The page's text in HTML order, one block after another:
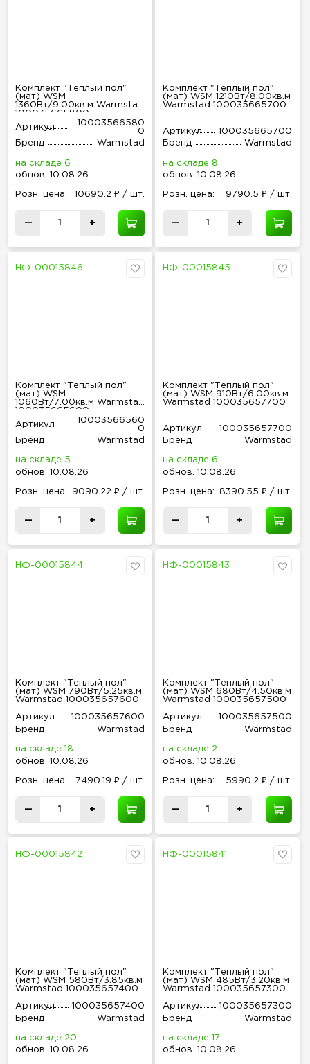
Комплект "Теплый пол"
(мат) WSM
1360Вт/9.00кв.м Warmstad
100035665800
Артикул
10003566580
0
Бренд
Warmstad
на складе 6
обнов
10.08.26
Розн цена: 10690.2 ₽ / шт.
— +
Комплект "Теплый пол"
(мат) WSM 1210Вт/8.00кв.м
Warmstad 100035665700
Артикул
100035665700
Бренд
Warmstad
на складе 8
обнов
10.08.26
Розн цена: 9790.5 ₽ / шт.
— +
НФ-00015846
Комплект "Теплый пол"
(мат) WSM
1060Вт/7.00кв.м Warmstad
100035665600
Артикул
10003566560
0
Бренд
Warmstad
на складе 5
обнов
10.08.26
Розн цена: 9090.22 ₽ / шт.
— +
НФ-00015845
Комплект "Теплый пол"
(мат) WSM 910Вт/6.00кв.м
Warmstad 100035657700
Артикул
100035657700
Бренд
Warmstad
на складе 6
обнов
10.08.26
Розн цена: 8390.55 ₽ / шт.
— +
НФ-00015844
Комплект "Теплый пол"
(мат) WSM 790Вт/5.25кв.м
Warmstad 100035657600
Артикул
100035657600
Бренд
Warmstad
на складе 18
обнов
10.08.26
Розн цена: 7490.19 ₽ / шт.
— +
НФ-00015843
Комплект "Теплый пол"
(мат) WSM 680Вт/4.50кв.м
Warmstad 100035657500
Артикул
100035657500
Бренд
Warmstad
на складе 2
обнов
10.08.26
Розн цена: 5990.2 ₽ / шт.
— +
НФ-00015842
Комплект "Теплый пол"
(мат) WSM 580Вт/3.85кв.м
Warmstad 100035657400
Артикул
100035657400
Бренд
Warmstad
на складе 20
обнов. 10.08.26
НФ-00015841
Комплект "Теплый пол"
(мат) WSM 485Вт/3.20кв.м
Warmstad 100035657300
Артикул
100035657300
Бренд
Warmstad
на складе 17
обнов. 10.08.26